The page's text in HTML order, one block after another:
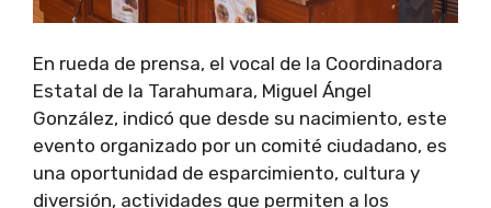
En rueda de prensa, el vocal de la Coordinadora
Estatal de la Tarahumara, Miguel Ángel
González, indicó que desde su nacimiento, este
evento organizado por un comité ciudadano, es
una oportunidad de esparcimiento, cultura y
diversión, actividades que permiten a los